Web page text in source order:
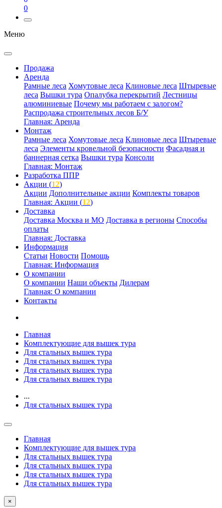
0
Меню
Продажа
Аренда
Рамные леса Хомутовые леса Клиновые леса Штыревые
леса Вышки тура Опалубка перекрытий Лестницы
алюминиевые Почему мы работаем с залогом?
Распродажа строительных лесов Б/У
Главная: Аренда
Монтаж
Рамные леса Хомутовые леса Клиновые леса Штыревые
леса Элементы кровельной безопасности Фасадная и
баннерная сетка Вышки тура Консоли
Главная: Монтаж
Разработка ППР
Акции (12)
Акции Дополнительные акции Комплекты товаров
Главная: Акции (12)
Доставка
Доставка Москва и МО Доставка в регионы Способы
оплаты
Главная: Доставка
Информация
Статьи Новости Помощь
Главная: Информация
О компании
О компании Наши объекты Дилерам
Главная: О компании
Контакты
Главная
Комплектующие для вышек тура
Для стальных вышек тура
Для стальных вышек тура
Для стальных вышек тура
Для стальных вышек тура
...
Для стальных вышек тура
Главная
Комплектующие для вышек тура
Для стальных вышек тура
Для стальных вышек тура
Для стальных вышек тура
Для стальных вышек тура
×